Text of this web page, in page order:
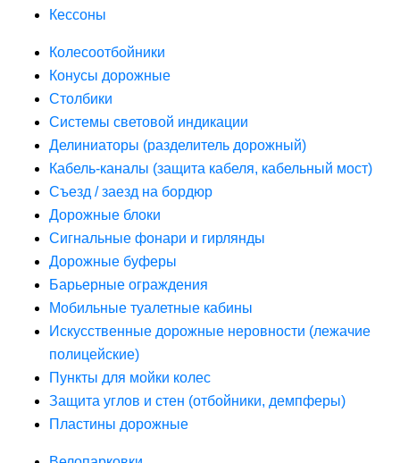
Кессоны
Колесоотбойники
Конусы дорожные
Столбики
Системы световой индикации
Делиниаторы (разделитель дорожный)
Кабель-каналы (защита кабеля, кабельный мост)
Съезд / заезд на бордюр
Дорожные блоки
Сигнальные фонари и гирлянды
Дорожные буферы
Барьерные ограждения
Мобильные туалетные кабины
Искусственные дорожные неровности (лежачие
полицейские)
Пункты для мойки колес
Защита углов и стен (отбойники, демпферы)
Пластины дорожные